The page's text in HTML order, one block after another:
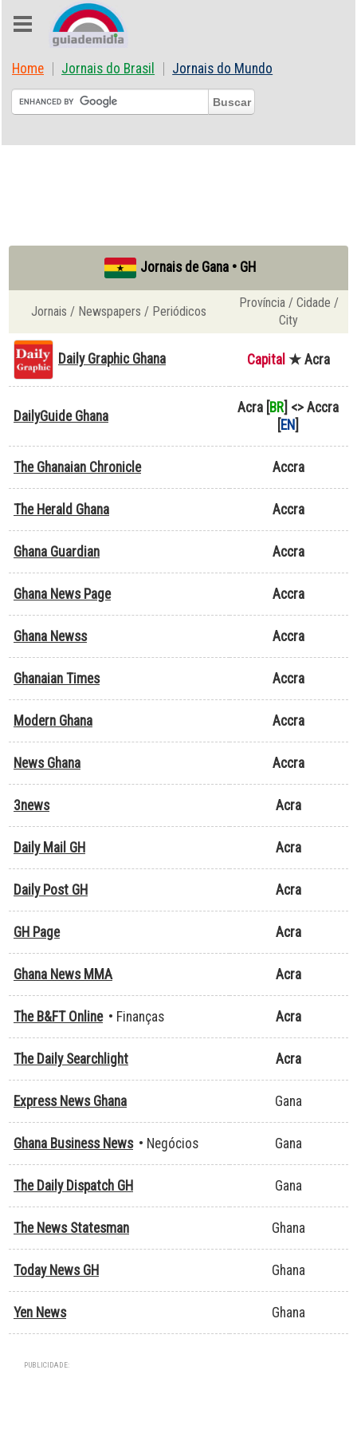
Home Jornais do Brasil Jornais do Mundo
Jornais de Gana • GH
Jornais / Newspapers / Periódicos
Província / Cidade /
City
Daily Graphic Ghana Capital ★ Acra
DailyGuide Ghana
Acra [ BR] <> Accra
EN
The Ghanaian Chronicle Accra
The Herald Ghana Accra
Ghana Guardian Accra
Ghana News Page Accra
Ghana Newss Accra
Ghanaian Times Accra
Modern Ghana Accra
News Ghana Accra
3news Acra
Daily Mail GH Acra
Daily Post GH Acra
GH Page Acra
Ghana News MMA Acra
The B&FT Online • Finanças Acra
The Daily Searchlight Acra
Express News Ghana Gana
Ghana Business News • Negócios Gana
The Daily Dispatch GH Gana
The News Statesman Ghana
Today News GH Ghana
Yen News Ghana
PUBLICIDADE: